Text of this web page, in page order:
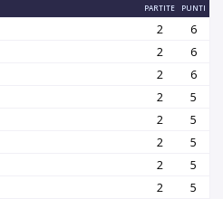
PARTITE PUNTI
2
6
2
6
2
6
2
5
2
5
2
5
2
5
2
5